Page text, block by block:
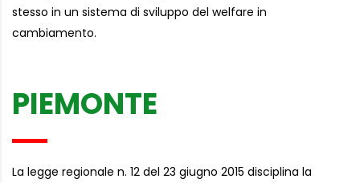
stesso in un sistema di sviluppo del welfare in
cambiamento.
PIEMONTE
La legge regionale n. 12 del 23 giugno 2015 disciplina la